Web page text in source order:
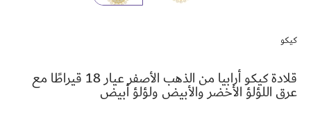
بداية
الصور
كيكو
قلادة كيكو أرابيا من الذهب الأصفر عيار 18 قيراطًا مع
عرق اللؤلؤ الأخضر والأبيض ولؤلؤ أبيض